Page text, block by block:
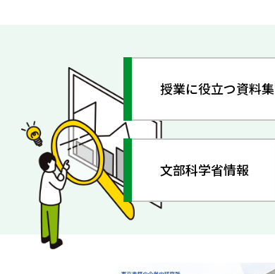
授業に役立つ資料集
文部科学省情報